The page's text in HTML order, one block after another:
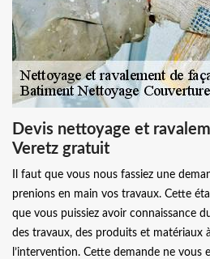
Devis nettoyage et
Veretz gratuit
Il faut que vous nous fassiez une
prenions en main vos travaux. Cette
que vous puissiez avoir connaissance
des travaux, des produits et matériaux
l’intervention. Cette demande ne vous